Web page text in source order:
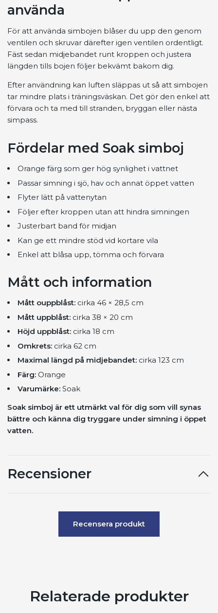
använda
För att använda simbojen blåser du upp den genom
ventilen och skruvar därefter igen ventilen ordentligt.
Fäst sedan midjebandet runt kroppen och justera
längden tills bojen följer bekvämt bakom dig.
Efter användning kan luften släppas ut så att simbojen
tar mindre plats i träningsväskan. Det gör den enkel att
förvara och ta med till stranden, bryggan eller nästa
simpass.
Fördelar med Soak simboj
Orange färg som ger hög synlighet i vattnet
Passar simning i sjö, hav och annat öppet vatten
Flyter lätt på vattenytan
Följer efter kroppen utan att hindra simningen
Justerbart band för midjan
Kan ge ett mindre stöd vid kortare vila
Enkel att blåsa upp, tömma och förvara
Mått och information
Mått ouppblåst: cirka 46 × 28,5 cm
Mått uppblåst: cirka 38 × 20 cm
Höjd uppblåst: cirka 18 cm
Omkrets: cirka 62 cm
Maximal längd på midjebandet: cirka 123 cm
Färg: Orange
Varumärke: Soak
Soak simboj är ett utmärkt val för dig som vill synas
bättre och känna dig tryggare under simning i öppet
vatten.
Recensioner
Recensera produkt
Relaterade produkter